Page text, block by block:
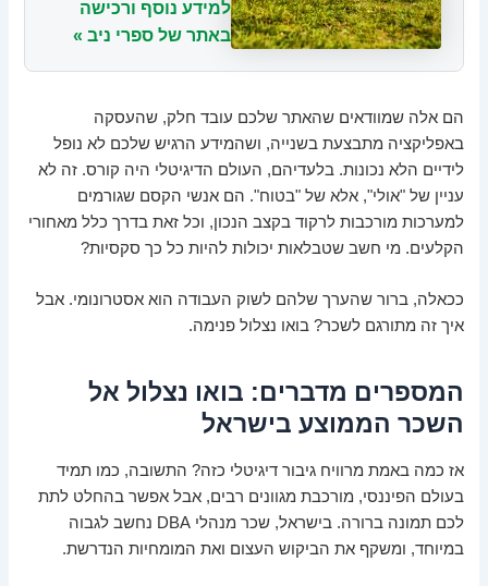
למידע נוסף ורכישה
באתר של ספרי ניב »
הם אלה שמוודאים שהאתר שלכם עובד חלק, שהעסקה
באפליקציה מתבצעת בשנייה, ושהמידע הרגיש שלכם לא נופל
לידיים הלא נכונות. בלעדיהם, העולם הדיגיטלי היה קורס. זה לא
עניין של "אולי", אלא של "בטוח". הם אנשי הקסם שגורמים
למערכות מורכבות לרקוד בקצב הנכון, וכל זאת בדרך כלל מאחורי
הקלעים. מי חשב שטבלאות יכולות להיות כל כך סקסיות?
ככאלה, ברור שהערך שלהם לשוק העבודה הוא אסטרונומי. אבל
איך זה מתורגם לשכר? בואו נצלול פנימה.
המספרים מדברים: בואו נצלול אל
השכר הממוצע בישראל
אז כמה באמת מרוויח גיבור דיגיטלי כזה? התשובה, כמו תמיד
בעולם הפיננסי, מורכבת מגוונים רבים, אבל אפשר בהחלט לתת
לכם תמונה ברורה. בישראל, שכר מנהלי DBA נחשב לגבוה
במיוחד, ומשקף את הביקוש העצום ואת המומחיות הנדרשת.